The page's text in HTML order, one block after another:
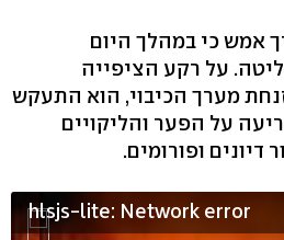
אמש כי במהלך היום
על רקע הציפייה
מערך הכיבוי, הוא התעקש
על הפער והליקויים
דיונים ופורומים.
hlsjs-lite: Network error